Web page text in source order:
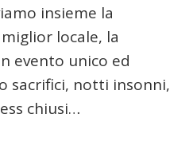
insieme la
locale, la
evento unico ed
sacrifici, notti insonni,
chiusi…